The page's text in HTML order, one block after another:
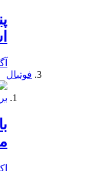
فوتبال